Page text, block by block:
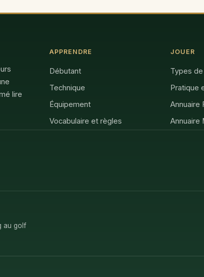
lire
APPRENDRE
Débutant
Technique
Équipement
Vocabulaire et règles
JOUER
Types
Pratique
Annuaire
Annuaire
au golf